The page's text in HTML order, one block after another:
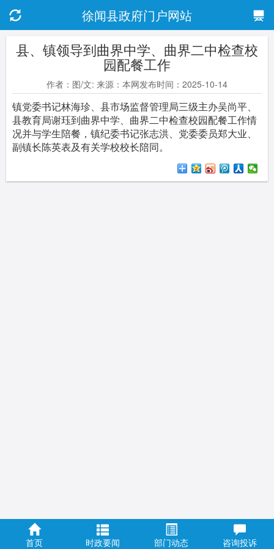
徐闻县政府门户网站
县、镇领导到曲界中学、曲界二中检查校
园配餐工作
作者：图/文: 来源：本网发布时间：2025-10-14
镇党委书记林海珍、县市场监督管理局三级主办吴尚平、
县教育局谢珏到曲界中学、曲界二中检查校园配餐工作情
况并与学生陪餐，镇纪委书记张志洪、党委委员郑大业、
副镇长陈英表及有关学校校长陪同。
首页 时政要闻 部门动态 咨询投诉